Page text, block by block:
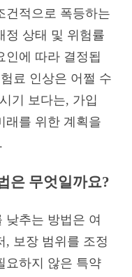
건적으로 폭등하는
정 상태 및 위험률
인에 따라 결정됩
료 인상은 어쩔 수
기 보다는, 가입
래를 위한 계획을
은 무엇일까요?
낮추는 방법은 여
, 보장 범위를 조정
요하지 않은 특약